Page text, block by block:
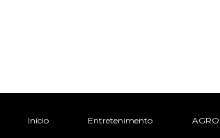
Início Entretenimento AGRO